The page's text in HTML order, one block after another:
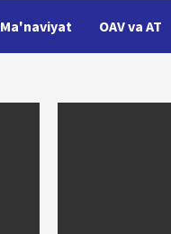
Ma'naviyat OAV va AT